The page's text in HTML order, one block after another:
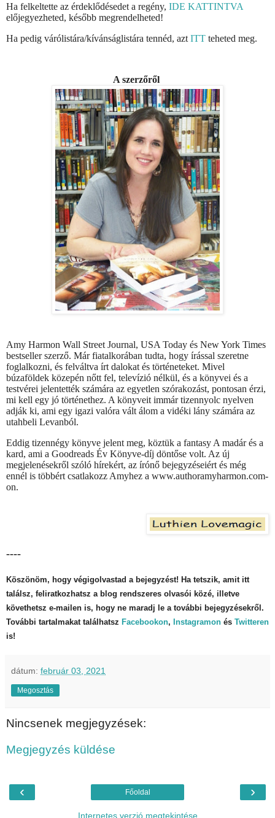
Ha felkeltette az érdeklődésedet a regény, IDE KATTINTVA
előjegyezheted, később megrendelheted!
Ha pedig várólistára/kívánságlistára tennéd, azt ITT teheted meg.
A szerzőről
Amy Harmon Wall Street Journal, USA Today és New York Times
bestseller szerző. Már fiatalkorában tudta, hogy írással szeretne
foglalkozni, és felváltva írt dalokat és történeteket. Mivel
búzaföldek közepén nőtt fel, televízió nélkül, és a könyvei és a
testvérei jelentették számára az egyetlen szórakozást, pontosan érzi,
mi kell egy jó történethez. A könyveit immár tizennyolc nyelven
adják ki, ami egy igazi valóra vált álom a vidéki lány számára az
utahbeli Levanból.
Eddig tizennégy könyve jelent meg, köztük a fantasy A madár és a
kard, ami a Goodreads Év Könyve-díj döntőse volt. Az új
megjelenésekről szóló hírekért, az írónő bejegyzéseiért és még
ennél is többért csatlakozz Amyhez a www.authoramyharmon.com-
on.
----
Köszönöm, hogy végigolvastad a bejegyzést! Ha tetszik, amit itt
találsz, feliratkozhatsz a blog rendszeres olvasói közé, illetve
követhetsz e-mailen is, hogy ne maradj le a további bejegyzésekről.
További tartalmakat találhatsz Facebookon, Instagramon és Twitteren
is!
dátum: február 03, 2021
Megosztás
Nincsenek megjegyzések:
Megjegyzés küldése
‹ ›
Főoldal
Internetes verzió megtekintése